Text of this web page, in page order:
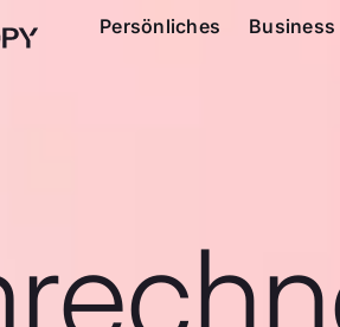
Persönliches Business